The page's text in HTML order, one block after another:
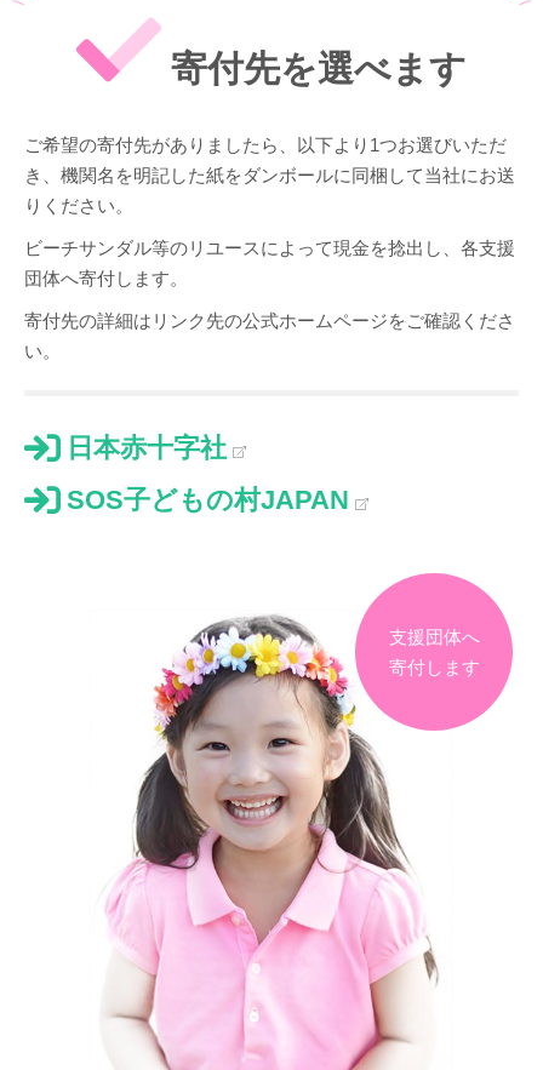
寄付先を選べます
ご希望の寄付先がありましたら、以下より1つお選びいただ
き、機関名を明記した紙をダンボールに同梱して当社にお送
りください。
ビーチサンダル等のリユースによって現金を捻出し、各支援
団体へ寄付します。
寄付先の詳細はリンク先の公式ホームページをご確認くださ
い。
日本赤十字社
SOS子どもの村JAPAN
支援団体へ
寄付します